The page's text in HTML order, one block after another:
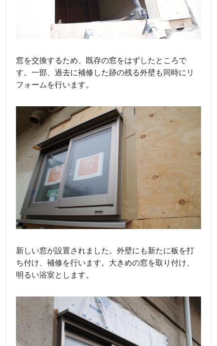
窓を交換するため、既存の窓をはずしたところで
す。一部、過去に補修した跡の残る外壁も同時にリ
フォームを行います。
新しい窓が設置されました。外壁にも新たに板を打
ち付け、補修を行います。大きめの窓を取り付け、
明るい浴室とします。